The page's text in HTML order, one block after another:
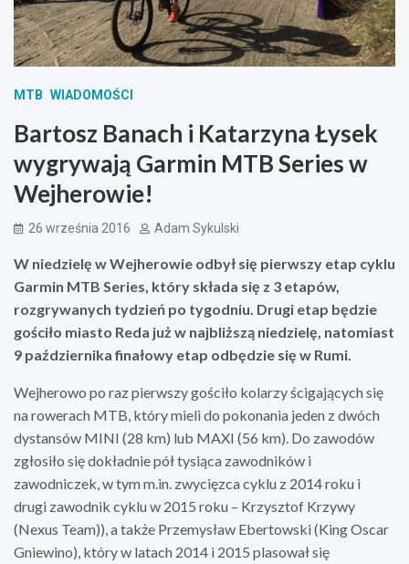
MTB WIADOMOŚCI
Bartosz Banach i Katarzyna Łysek
wygrywają Garmin MTB Series w
Wejherowie!
26 września 2016 Adam Sykulski
W niedzielę w Wejherowie odbył się pierwszy etap cyklu
Garmin MTB Series, który składa się z 3 etapów,
rozgrywanych tydzień po tygodniu. Drugi etap będzie
gościło miasto Reda już w najbliższą niedzielę, natomiast
9 października finałowy etap odbędzie się w Rumi.
Wejherowo po raz pierwszy gościło kolarzy ścigających się
na rowerach MTB, który mieli do pokonania jeden z dwóch
dystansów MINI (28 km) lub MAXI (56 km). Do zawodów
zgłosiło się dokładnie pół tysiąca zawodników i
zawodniczek, w tym m.in. zwycięzca cyklu z 2014 roku i
drugi zawodnik cyklu w 2015 roku – Krzysztof Krzywy
(Nexus Team)), a także Przemysław Ebertowski (King Oscar
Gniewino), który w latach 2014 i 2015 plasował się